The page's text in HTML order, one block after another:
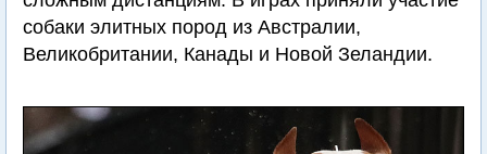
собаки элитных пород из Австралии,
Великобритании, Канады и Новой Зеландии.